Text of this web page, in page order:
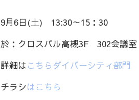
9月6日(土) 13:30～15：30
於：クロスパル高槻3F 302会議室
詳細は こちらダイバーシティ部門
チラシはこちら